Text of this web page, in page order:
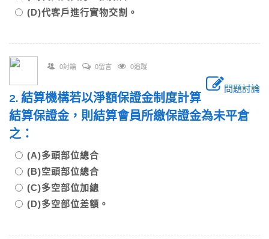
(D)代客戶進行實物交割。
0討論 0留言 0追蹤
問題討論
2. 結算機構若以淨額保證金制度計算
結算保證金，則結算會員所繳保證金為未平倉
之：
(A)多頭部位總合
(B)空頭部位總合
(C)多空部位加總
(D)多空部位差額。